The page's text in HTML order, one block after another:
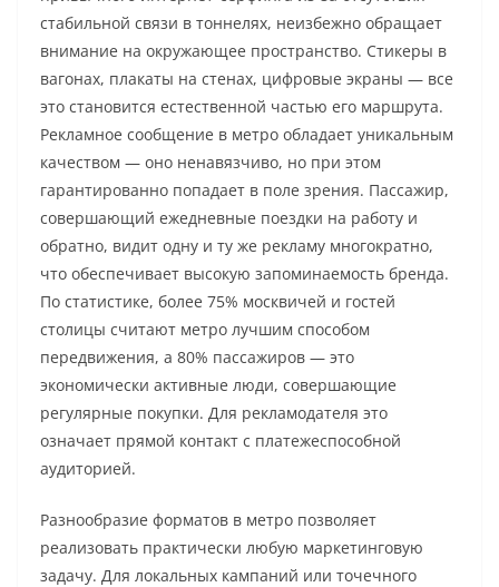
стабильной связи в тоннелях, неизбежно обращает
внимание на окружающее пространство. Стикеры в
вагонах, плакаты на стенах, цифровые экраны — все
это становится естественной частью его маршрута.
Рекламное сообщение в метро обладает уникальным
качеством — оно ненавязчиво, но при этом
гарантированно попадает в поле зрения. Пассажир,
совершающий ежедневные поездки на работу и
обратно, видит одну и ту же рекламу многократно,
что обеспечивает высокую запоминаемость бренда.
По статистике, более 75% москвичей и гостей
столицы считают метро лучшим способом
передвижения, а 80% пассажиров — это
экономически активные люди, совершающие
регулярные покупки. Для рекламодателя это
означает прямой контакт с платежеспособной
аудиторией.
Разнообразие форматов в метро позволяет
реализовать практически любую маркетинговую
задачу. Для локальных кампаний или точечного